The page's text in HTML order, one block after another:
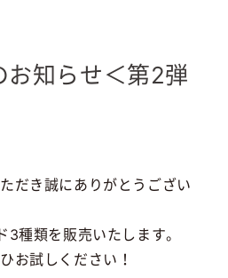
お知らせ＜第2弾
だき誠にありがとうござい
種類を販売いたします。
お試しください！